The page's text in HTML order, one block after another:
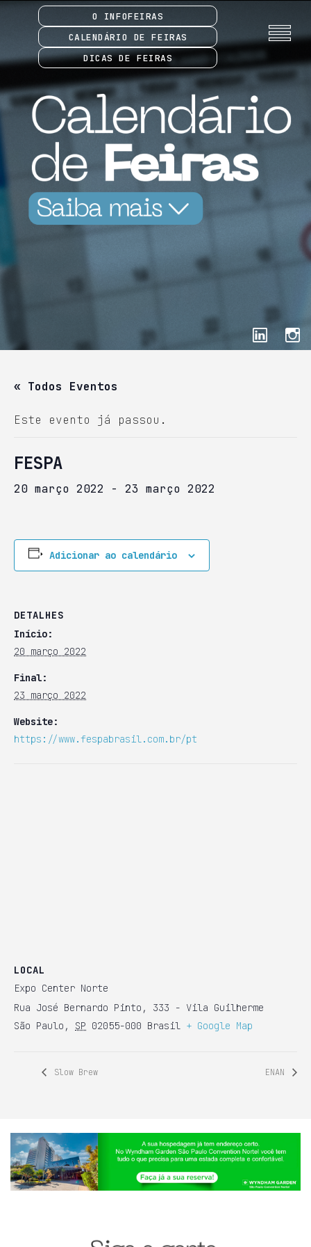
O INFOFEIRAS
CALENDÁRIO DE FEIRAS
DICAS DE FEIRAS
« Todos Eventos
Este evento já passou.
FESPA
20 março 2022 - 23 março 2022
Adicionar ao calendário
DETALHES
Início:
20 março 2022
Final:
23 março 2022
Website:
https://www.fespabrasil.com.br/pt
LOCAL
Expo Center Norte
Rua José Bernardo Pinto, 333 - Vila Guilherme
São Paulo , SP 02055-000 Brasil + Google Map
Slow Brew ENAN